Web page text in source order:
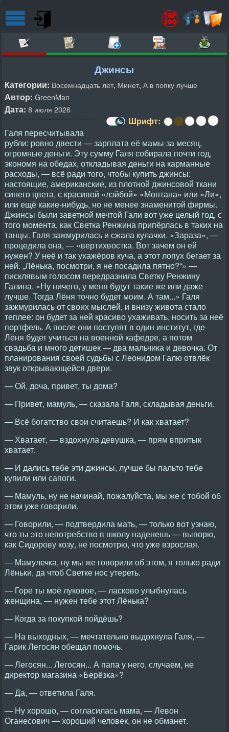
Джинсы
Категории: Восемнадцать лет, Минет, А в попку лучше
Автор: GreenMan
Дата: 8 июля 2026
Шрифт:
Галя пересчитывала
рубли: ровно двести — зарплата её мамы за месяц,
огромные деньги. Эту сумму Галя собирала почти год,
экономя на обедах, откладывая деньги на карманные
расходы, — всё ради того, чтобы купить джинсы:
настоящие, американские, из плотной джинсовой ткани
синего цвета, с красивой «лэйбой» «Монтана» или «Ли»,
или ещё какие-нибудь, но не менее знаменитой фирмы.
Джинсы были заветной мечтой Гали вот уже целый год, с
того момента, как Светка Ренжина припёрлась в таких на
танцы. Галя зажмурилась и сжала кулачки. «Зараза», —
процедила она, — «вертихвостка. Вот зачем он ей
нужен? У неё и так ухажёров куча, а этот лопух бегает за
ней. „Лёнька, посмотри, я не посадила пятно?“» —
писклявым голосом передразнила Светку Ренжину
Галина. «Ну ничего, у меня будут такие же или даже
лучше. Тогда Лёня точно будет моим. А там...» Галя
зажмурилась от своих мыслей, и внизу живота стало
теплее: он будет за ней красиво ухаживать, носить за неё
портфель. А после они поступят в один институт, где
Лёня будет учиться на военной кафедре, а потом
свадьба и много детишек — два мальчика и девочка. От
планирования своей судьбы с Леонидом Галю отвлёк
звук открывающейся двери.
— Ой, доча, привет, ты дома?
— Привет, мамуль, — сказала Галя, складывая деньги.
— Всё богатство свои считаешь? И как хватает?
— Хватает, — вздохнула девушка, — прям впритык
хватает.
— И дались тебе эти джинсы, лучше бы пальто тебе
купили или сапоги.
— Мамуль, ну не начинай, пожалуйста, мы же с тобой об
этом уже говорили.
— Говорили, — подтвердила мать, — только вот узнаю,
что ты это непотребство в школу наденешь — выпорю,
как Сидорову козу, не посмотрю, что уже взрослая.
— Мамулечка, ну мы же говорили об этом, я только ради
Лёньки, да чтоб Светке нос утереть.
— Горе ты моё луковое, — ласково улыбнулась
женщина, — нужен тебе этот Лёнька?
— Когда за покупкой пойдёшь?
— На выходных, — мечтательно выдохнула Галя, —
Гарик Легосян обещал помочь.
— Легосян... Легосян... А папа у него, случаем, не
директор магазина «Берёзка»?
— Да, — ответила Галя.
— Ну хорошо, — согласилась мама, — Левон
Оганесович — хороший человек, он не обманет.